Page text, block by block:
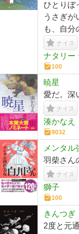
ひとりぼ
うさぎ
も、自分
ナイス
ナタリー
100
暁星
愛だ。深
ナイス
湊かなえ
9032
メンタル
羽柴さん
ナイス
獅子
100
きんつぎ
2度と元